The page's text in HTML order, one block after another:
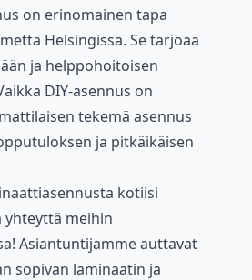
on erinomainen tapa
Helsingissä. Se tarjoaa
ja helppohoitoisen
DIY-asennus on
tekemä asennus
ja pitkäikäisen
kotiisi
yhteyttä meihin
Asiantuntijamme auttavat
sopivan laminaatin ja